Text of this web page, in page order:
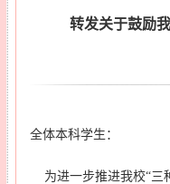
转发关于鼓励
全体本科学生：
为进一步推进我校“三